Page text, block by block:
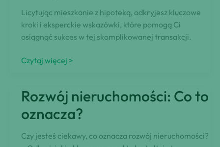
Licytując mieszkanie z hipoteką, odkryjesz kluczowe
kroki i eksperckie wskazówki, które pomogą Ci
osiągnąć sukces w tej skomplikowanej transakcji.
Sprzedaż
kredytem
–
krok
Czytaj więcej >
Rozwój nieruchomości: Co to
oznacza?
Czy jesteś ciekawy, co oznacza rozwój nieruchomości?